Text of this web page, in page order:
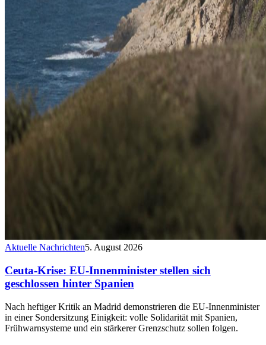
Aktuelle Nachrichten5. August 2026
Ceuta-Krise: EU-Innenminister stellen sich
geschlossen hinter Spanien
Nach heftiger Kritik an Madrid demonstrieren die EU-Innenminister
in einer Sondersitzung Einigkeit: volle Solidarität mit Spanien,
Frühwarnsysteme und ein stärkerer Grenzschutz sollen folgen.